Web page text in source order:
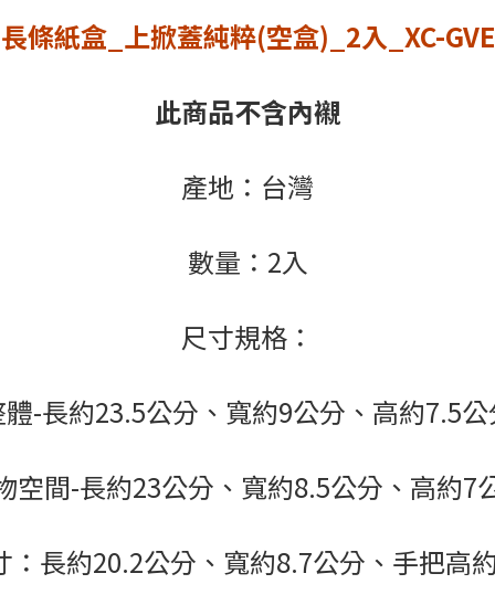
長條紙盒_上掀蓋純粹(空盒)_2入_XC-GVE
此商品不含內襯
產地：台灣
數量：2入
尺寸規格：
-長約23.5公分、寬約9公分、高約7.5
空間-長約23公分、寬約8.5公分、高約7
：長約20.2公分、寬約8.7公分、手把高